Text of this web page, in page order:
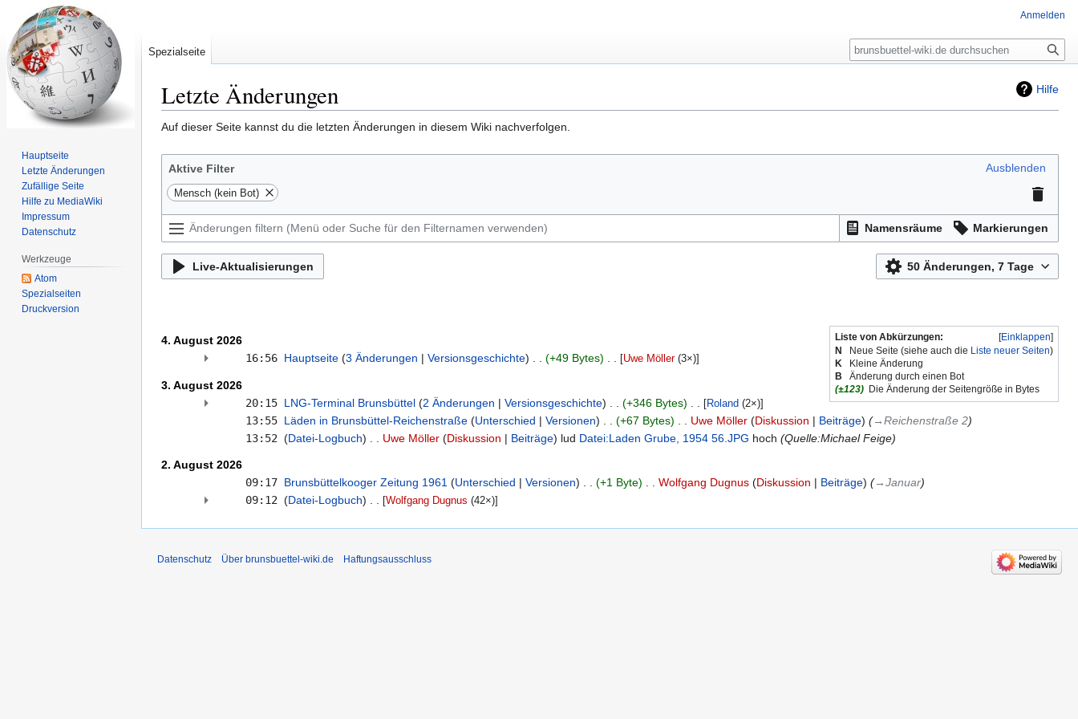
Hilfe
Letzte Änderungen
Zur
springen
Zur
springen
Auf dieser Seite kannst du die letzten Änderungen in diesem Wiki nachverfolgen.
Aktive Filter Ausblenden
Mensch (kein Bot)
Namensräume Markierungen
Live-Aktualisierungen 50 Änderungen, 7 Tage
Einklappen
Liste von Abkürzungen:
N
Neue Seite (siehe auch die Liste neuer Seiten)
K
Kleine Änderung
B
Änderung durch einen Bot
(±123) Die Änderung der Seitengröße in Bytes
4. August 2026
16:56 Hauptseite 3 Änderungen Versionsgeschichte +49 Bytes [Uwe Möller‎ (3×)]
3. August 2026
20:15 LNG-Terminal Brunsbüttel 2 Änderungen Versionsgeschichte +346 Bytes [Roland ‎ (2×)]
13:55 Läden in Brunsbüttel-Reichenstraße Unterschied Versionen +67 Bytes Uwe Möller Diskussion Beiträge
→‎Reichenstraße 2
13:52
Datei-Logbuch Uwe Möller Diskussion Beiträge lud Datei:Laden Grube, 1954 56.JPG hoch ‎ (Quelle:Michael Feige)
2. August 2026
09:17 Brunsbüttelkooger Zeitung 1961 Unterschied Versionen +1 Byte Wolfgang Dugnus Diskussion Beiträge
→‎Januar
09:12 (Datei-Logbuch) [Wolfgang Dugnus ‎ (42×)]
Anmelden
Spezialseite
Suche
Hauptseite
Letzte Änderungen
Zufällige Seite
Hilfe zu MediaWiki
Impressum
Datenschutz
Werkzeuge
Atom
Spezialseiten
Druckversion
Datenschutz Über brunsbuettel-wiki.de Haftungsausschluss